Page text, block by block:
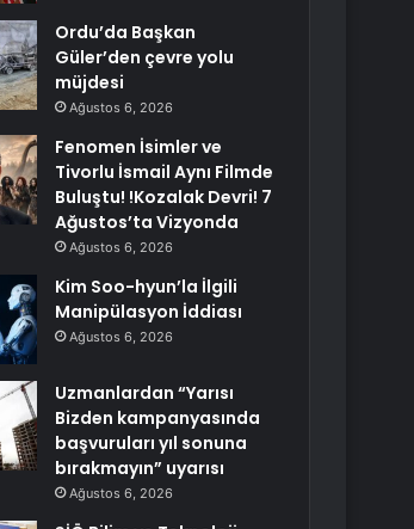
Ordu’da Başkan
Güler’den çevre yolu
müjdesi
Ağustos 6, 2026
Fenomen İsimler ve
Tivorlu İsmail Aynı Filmde
Buluştu! !Kozalak Devri! 7
Ağustos’ta Vizyonda
Ağustos 6, 2026
Kim Soo-hyun’la İlgili
Manipülasyon İddiası
Ağustos 6, 2026
Uzmanlardan “Yarısı
Bizden kampanyasında
başvuruları yıl sonuna
bırakmayın” uyarısı
Ağustos 6, 2026